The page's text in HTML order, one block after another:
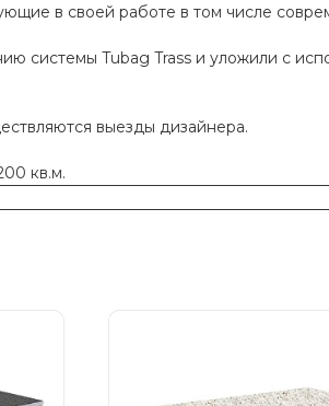
в своей работе в том числе
системы Tubag Trass и уложили с
выезды дизайнера.
кв.м.